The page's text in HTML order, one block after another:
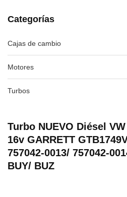
Categorías
Cajas de cambio
Motores
Turbos
Turbo NUEVO Diésel
16v GARRETT
757042-0013/ 757042-
BUY/ BUZ